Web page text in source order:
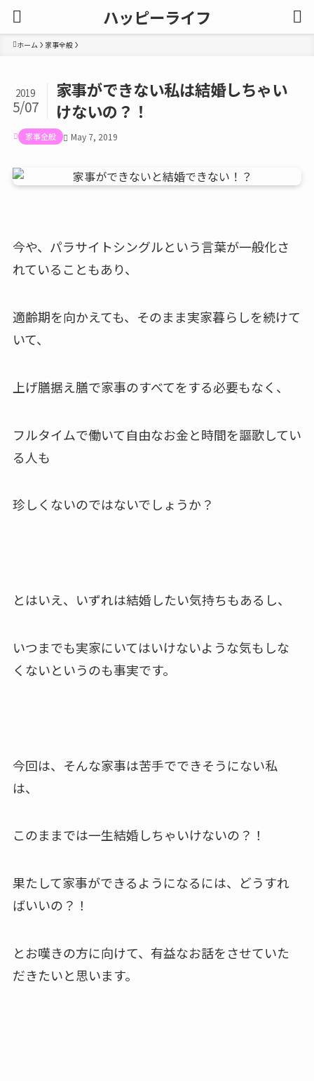
ハッピーライフ
ホーム 家事全般
家事ができない私は結婚しちゃい
けないの？！
2019
5/07
家事全般 May 7, 2019
今や、パラサイトシングルという言葉が一般化さ
れていることもあり、
適齢期を向かえても、そのまま実家暮らしを続けて
いて、
上げ膳据え膳で家事のすべてをする必要もなく、
フルタイムで働いて自由なお金と時間を謳歌してい
る人も
珍しくないのではないでしょうか？
とはいえ、いずれは結婚したい気持ちもあるし、
いつまでも実家にいてはいけないような気もしな
くないというのも事実です。
今回は、そんな家事は苦手でできそうにない私
は、
このままでは一生結婚しちゃいけないの？！
果たして家事ができるようになるには、どうすれ
ばいいの？！
とお嘆きの方に向けて、有益なお話をさせていた
だきたいと思います。